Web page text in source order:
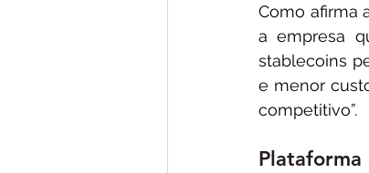
Como afirma
a empresa
stablecoins
e menor
competitivo”.